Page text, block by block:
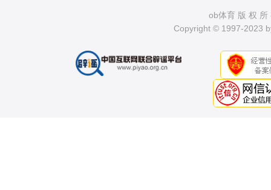
ob体育 版 权 所
Copyright © 1997-2023